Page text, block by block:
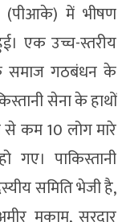
(पीआके) में भीषण
एक उच्च-स्तरीय
समाज गठबंधन के
सेना के हाथों
कम 10 लोग मारे
पाकिस्तानी
समिति भेजी है,